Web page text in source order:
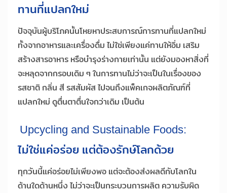
ทานที่แปลกใหม่
ปัจจุบันผู้บริโภคนั้นโหยหาประสบการณ์การทานที่แปลกใหม่
ทั้งจากอาหารและเครื่องดื่ม ไม่ใช่เพียงแค่ทานให้อิ่ม เสริม
สร้างสารอาหาร หรือบำรุงร่างกายเท่านั้น แต่ยังมองหาสิ่งที่
จะหลุดจากกรอบเดิม ๆ ในการทานไม่ว่าจะเป็นในเรื่องของ
รสชาติ กลิ่น สี รสสัมผัส ไปจนถึงแพ็คเกจผลิตภัณฑ์ที่
แปลกใหม่ ดูตื่นตาตื่นใจกว่าเดิม เป็นต้น
Upcycling and Sustainable Foods:
ไม่ใช่แค่อร่อย แต่ต้องรักษ์โลกด้วย
ทุกวันนี้แค่อร่อยไม่เพียงพอ แต่จะต้องส่งผลดีกับโลกใน
ด้านใดด้านหนึ่ง ไม่ว่าจะเป็นกระบวนการผลิต ความรับผิด